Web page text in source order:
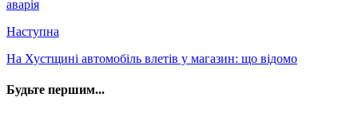
аварія
Наступна
На Хустщині автомобіль влетів у магазин: що відомо
Будьте першим...